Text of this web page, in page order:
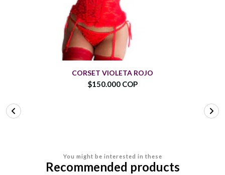
CORSET VIOLETA ROJO
$150.000 COP
You might be interested in these
Recommended products